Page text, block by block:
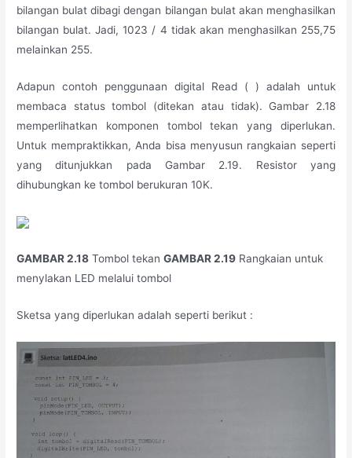
bilangan bulat dibagi dengan bilangan bulat akan menghasilkan
bilangan bulat. Jadi, 1023 / 4 tidak akan menghasilkan 255,75
melainkan 255.
Adapun contoh penggunaan digital Read ( ) adalah untuk
membaca status tombol (ditekan atau tidak). Gambar 2.18
memperlihatkan komponen tombol tekan yang diperlukan.
Untuk mempraktikkan, Anda bisa menyusun rangkaian seperti
yang ditunjukkan pada Gambar 2.19. Resistor yang
dihubungkan ke tombol berukuran 10K.
GAMBAR 2.18 Tombol tekanGAMBAR 2.19 Rangkaian untuk
menylakan LED melalui tombol
Sketsa yang diperlukan adalah seperti berikut :